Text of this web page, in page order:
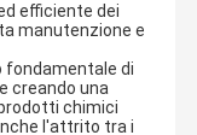
efficiente dei
manutenzione e
fondamentale di
creando una
chimici
l'attrito tra i